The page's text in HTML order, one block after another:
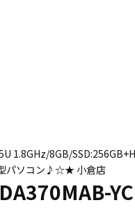
1.8GHz/8GB/
型パソコン♪☆★ 小倉店